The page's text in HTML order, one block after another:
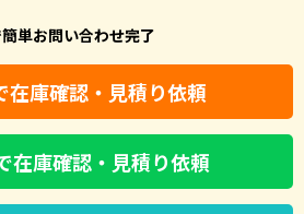
単お問い合わせ完了
在庫確認・見積り依頼
在庫確認・見積り依頼